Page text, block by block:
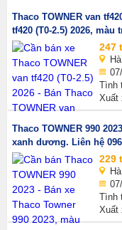
Thaco TOWNER van
tf420 (T0-2.5) 2026, màu
247
Tình
Xuất
Thaco TOWNER 990
xanh dương. Liên hệ
229
Tình
Xuất